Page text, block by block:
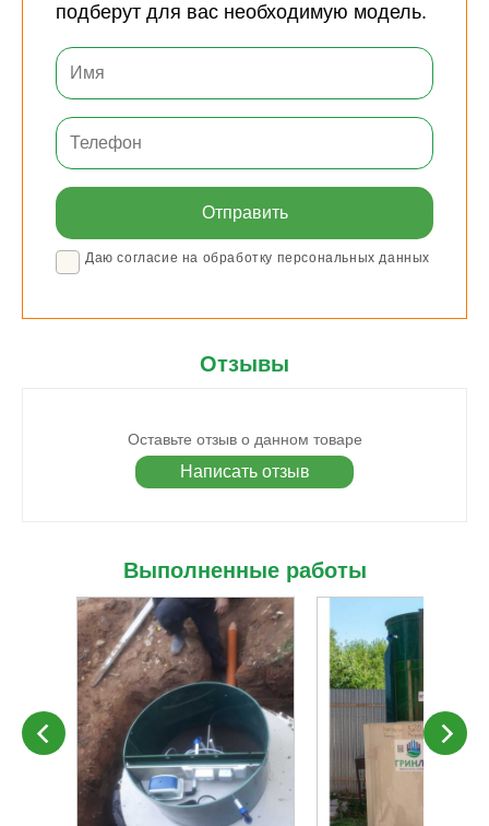
подберут для вас необходимую модель.
Даю согласие на обработку персональных данных
Отзывы
Оставьте отзыв о данном товаре
Написать отзыв
Выполненные работы